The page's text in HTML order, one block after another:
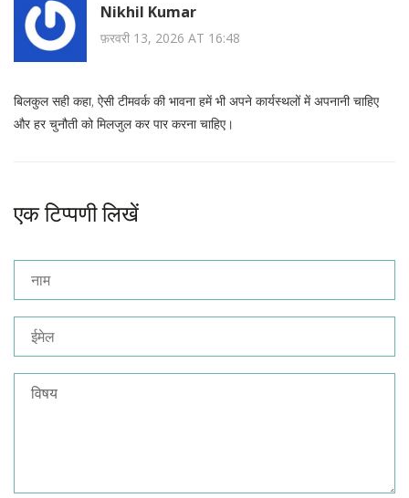
Nikhil Kumar
फ़रवरी 13, 2026 AT 16:48
बिलकुल सही कहा, ऐसी टीमवर्क की भावना हमें भी अपने कार्यस्थलों में अपनानी चाहिए
और हर चुनौती को मिलजुल कर पार करना चाहिए।
एक टिप्पणी लिखें